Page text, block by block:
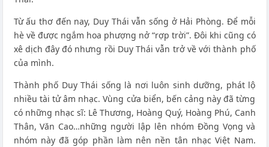
Từ ấu thơ đến nay, Duy Thái vẫn sống ở Hải Phòng. Để mỗi
hè về được ngắm hoa phượng nở “rợp trời”. Đôi khi cũng có
xê dịch đây đó nhưng rồi Duy Thái vẫn trở về với thành phố
của mình.
Thành phố Duy Thái sống là nơi luôn sinh dưỡng, phát lộ
nhiều tài tử âm nhạc. Vùng cửa biển, bến cảng này đã từng
có những nhạc sĩ: Lê Thương, Hoàng Quý, Hoàng Phú, Canh
Thân, Văn Cao…những người lập lên nhóm Đồng Vọng và
nhóm này đã góp phần làm nên nền tân nhạc Việt Nam.